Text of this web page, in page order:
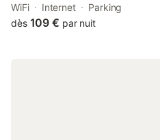
Station and 20 km from Solidor
Palais du Grand Large and offers
WiFi Internet
Parking
dès 109 € par nuit